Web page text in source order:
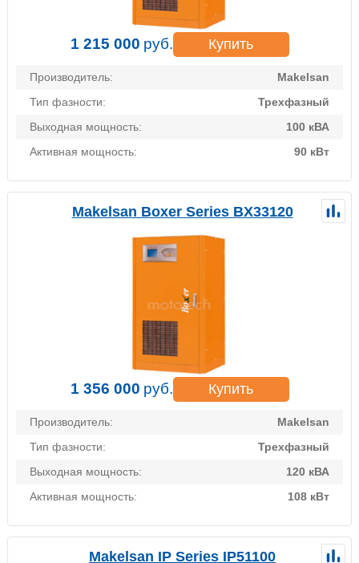
1 215 000 руб. Купить
Производитель:
Makelsan
Тип фазности:
Трехфазный
Выходная мощность:
100 кВА
Активная мощность:
90 кВт
Makelsan Boxer Series BX33120
1 356 000 руб. Купить
Производитель:
Makelsan
Тип фазности:
Трехфазный
Выходная мощность:
120 кВА
Активная мощность:
108 кВт
Makelsan IP Series IP51100